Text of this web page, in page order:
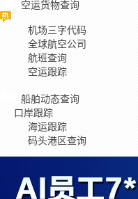
空运货物查询
机场三字代码
全球航空公司
航班查询
空运跟踪
船舶动态查询
口岸跟踪
海运跟踪
码头港区查询